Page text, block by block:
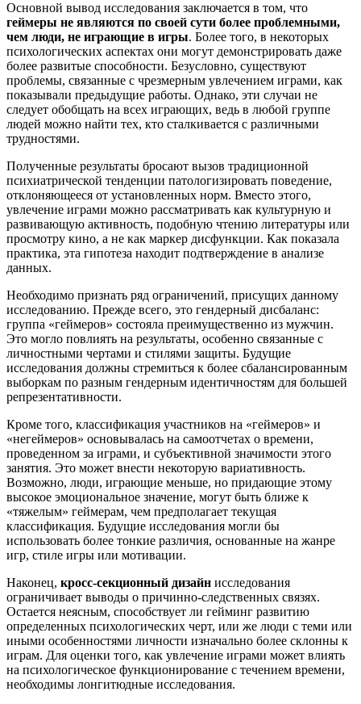
Основной вывод исследования заключается в том, что
геймеры не являются по своей сути более проблемными,
чем люди, не играющие в игры. Более того, в некоторых
психологических аспектах они могут демонстрировать даже
более развитые способности. Безусловно, существуют
проблемы, связанные с чрезмерным увлечением играми, как
показывали предыдущие работы. Однако, эти случаи не
следует обобщать на всех играющих, ведь в любой группе
людей можно найти тех, кто сталкивается с различными
трудностями.
Полученные результаты бросают вызов традиционной
психиатрической тенденции патологизировать поведение,
отклоняющееся от установленных норм. Вместо этого,
увлечение играми можно рассматривать как культурную и
развивающую активность, подобную чтению литературы или
просмотру кино, а не как маркер дисфункции. Как показала
практика, эта гипотеза находит подтверждение в анализе
данных.
Необходимо признать ряд ограничений, присущих данному
исследованию. Прежде всего, это гендерный дисбаланс:
группа «геймеров» состояла преимущественно из мужчин.
Это могло повлиять на результаты, особенно связанные с
личностными чертами и стилями защиты. Будущие
исследования должны стремиться к более сбалансированным
выборкам по разным гендерным идентичностям для большей
репрезентативности.
Кроме того, классификация участников на «геймеров» и
«негеймеров» основывалась на самоотчетах о времени,
проведенном за играми, и субъективной значимости этого
занятия. Это может внести некоторую вариативность.
Возможно, люди, играющие меньше, но придающие этому
высокое эмоциональное значение, могут быть ближе к
«тяжелым» геймерам, чем предполагает текущая
классификация. Будущие исследования могли бы
использовать более тонкие различия, основанные на жанре
игр, стиле игры или мотивации.
Наконец, кросс-секционный дизайн исследования
ограничивает выводы о причинно-следственных связях.
Остается неясным, способствует ли гейминг развитию
определенных психологических черт, или же люди с теми или
иными особенностями личности изначально более склонны к
играм. Для оценки того, как увлечение играми может влиять
на психологическое функционирование с течением времени,
необходимы лонгитюдные исследования.